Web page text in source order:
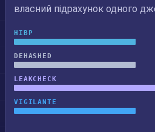
власний підрахунок одного
HIBP
DEHASHED
LEAKCHECK
VIGILANTE